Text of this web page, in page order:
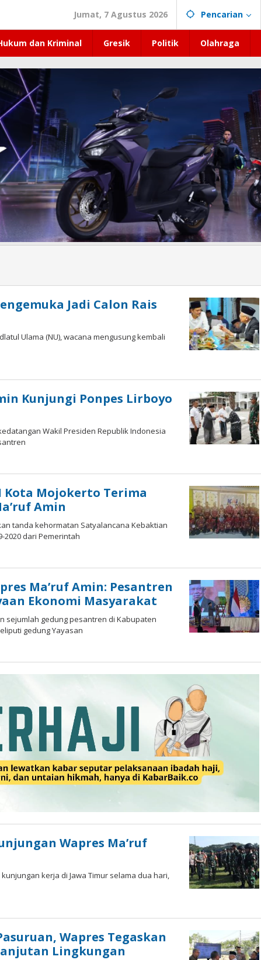
Jumat, 7 Agustus 2026 Pencarian
dan Kriminal Gresik Politik Olahraga
Jadi Calon Rais
Ulama (NU), wacana mengusung kembali
Kunjungi Ponpes Lirboyo
Wakil Presiden Republik Indonesia
Kota Mojokerto Terima
Amin
tanda kehormatan Satyalancana Kebaktian
2020 dari Pemerintah
Ma’ruf Amin: Pesantren
Ekonomi Masyarakat
sejumlah gedung pesantren di Kabupaten
gedung Yayasan
Wapres Ma’ruf
kerja di Jawa Timur selama dua hari,
Wapres Tegaskan
Lingkungan